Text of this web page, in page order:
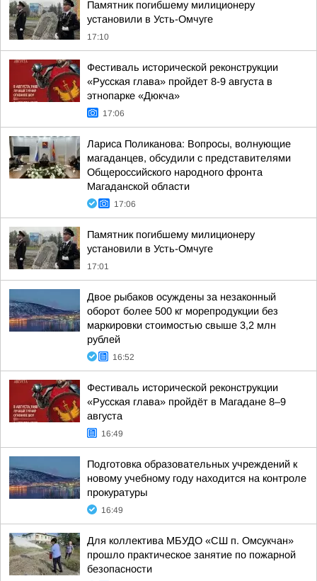
Памятник погибшему милиционеру
установили в Усть-Омчуге
17:10
Фестиваль исторической реконструкции
«Русская глава» пройдет 8-9 августа в
этнопарке «Дюкча»
17:06
Лариса Поликанова: Вопросы, волнующие
магаданцев, обсудили с представителями
Общероссийского народного фронта
Магаданской области
17:06
Памятник погибшему милиционеру
установили в Усть-Омчуге
17:01
Двое рыбаков осуждены за незаконный
оборот более 500 кг морепродукции без
маркировки стоимостью свыше 3,2 млн
рублей
16:52
Фестиваль исторической реконструкции
«Русская глава» пройдёт в Магадане 8–9
августа
16:49
Подготовка образовательных учреждений к
новому учебному году находится на контроле
прокуратуры
16:49
Для коллектива МБУДО «СШ п. Омсукчан»
прошло практическое занятие по пожарной
безопасности